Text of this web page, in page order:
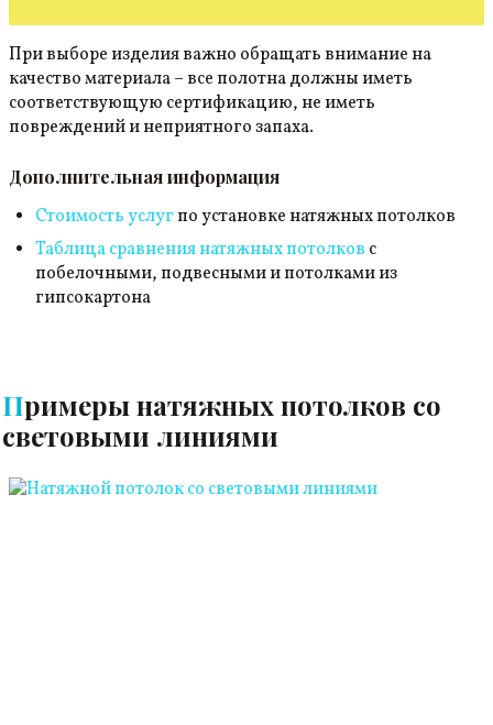
При выборе изделия важно обращать внимание на
качество материала – все полотна должны иметь
соответствующую сертификацию, не иметь
повреждений и неприятного запаха.
Дополнительная информация
Стоимость услугпо установке натяжных потолков
Таблица сравнения натяжных потолков с
побелочными, подвесными и потолками из
гипсокартона
Примеры натяжных потолков со
световыми линиями